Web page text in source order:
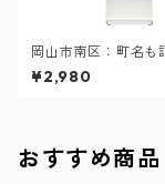
岡山市南区：町名も
図データ（PDF・Ai
ル）
¥2,980
おすすめ商品